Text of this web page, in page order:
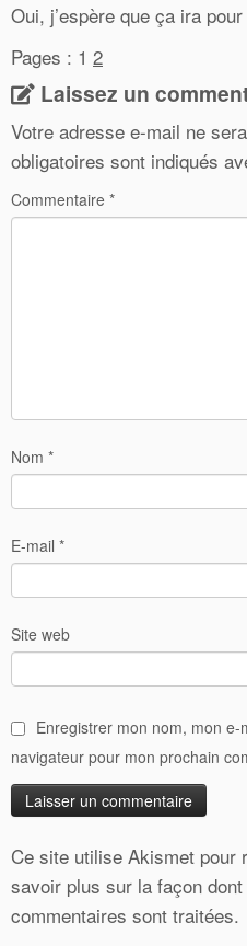
Oui, j’espère que ça ira
Pages : 1 2
Laissez un
Votre adresse e-mail ne
obligatoires sont indiqués
Commentaire *
Nom *
E-mail *
Site web
Enregistrer mon nom, mon
navigateur pour mon prochain
Ce site utilise Akismet pour
savoir plus sur la façon
commentaires sont traitées.